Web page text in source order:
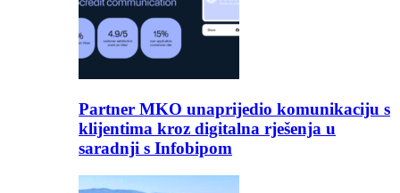
Partner MKO unaprijedio komunikaciju s
klijentima kroz digitalna rješenja u
saradnji s Infobipom